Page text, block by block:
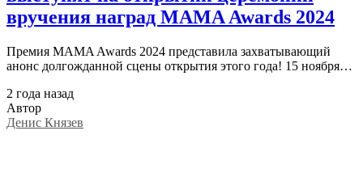
вручения наград MAMA Awards 2024
Премия MAMA Awards 2024 представила захватывающий
анонс долгожданной сцены открытия этого года! 15 ноября…
2 года назад
Автор
Денис Князев